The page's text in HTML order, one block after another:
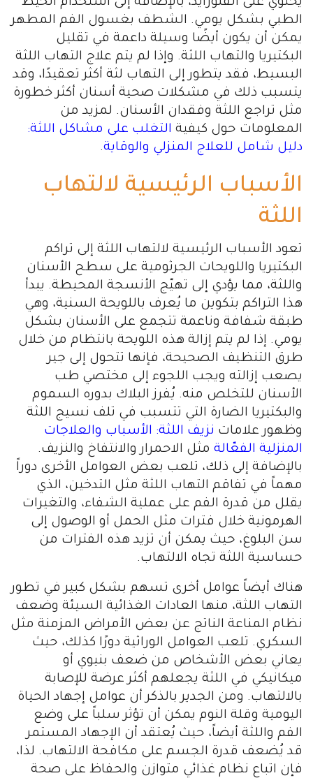
يحتوي على الفلورايد، بالإضافة إلى استخدام الخيط
الطبي بشكل يومي. الشطف بغسول الفم المطهر
يمكن أن يكون أيضًا وسيلة داعمة في تقليل
البكتيريا والتهاب اللثة. وإذا لم يتم علاج التهاب اللثة
البسيط، فقد يتطور إلى التهاب لثة أكثر تعقيدًا، وقد
يتسبب ذلك في مشكلات صحية أسنان أكثر خطورة
مثل تراجع اللثة وفقدان الأسنان. لمزيد من
المعلومات حول كيفية التغلب على مشاكل اللثة:
دليل شامل للعلاج المنزلي والوقاية.
الأسباب الرئيسية لالتهاب
اللثة
تعود الأسباب الرئيسية لالتهاب اللثة إلى تراكم
البكتيريا واللويحات الجرثومية على سطح الأسنان
واللثة، مما يؤدي إلى تهيّج الأنسجة المحيطة. يبدأ
هذا التراكم بتكوين ما يُعرف باللويحة السنية، وهي
طبقة شفافة وناعمة تتجمع على الأسنان بشكل
يومي. إذا لم يتم إزالة هذه اللويحة بانتظام من خلال
طرق التنظيف الصحيحة، فإنها تتحول إلى جير
يصعب إزالته ويجب اللجوء إلى مختصي طب
الأسنان للتخلص منه. يُفرز البلاك بدوره السموم
والبكتيريا الضارة التي تتسبب في تلف نسيج اللثة
وظهور علامات نزيف اللثة: الأسباب والعلاجات
المنزلية الفعّالة مثل الاحمرار والانتفاخ والنزيف.
بالإضافة إلى ذلك، تلعب بعض العوامل الأخرى دوراً
مهماً في تفاقم التهاب اللثة مثل التدخين، الذي
يقلل من قدرة الفم على عملية الشفاء، والتغيرات
الهرمونية خلال فترات مثل الحمل أو الوصول إلى
سن البلوغ، حيث يمكن أن تزيد هذه الفترات من
حساسية اللثة تجاه الالتهاب.
هناك أيضاً عوامل أخرى تسهم بشكل كبير في تطور
التهاب اللثة، منها العادات الغذائية السيئة وضعف
نظام المناعة الناتج عن بعض الأمراض المزمنة مثل
السكري. تلعب العوامل الوراثية دورًا كذلك، حيث
يعاني بعض الأشخاص من ضعف بنيوي أو
ميكانيكي في اللثة يجعلهم أكثر عرضة للإصابة
بالالتهاب. ومن الجدير بالذكر أن عوامل إجهاد الحياة
اليومية وقلة النوم يمكن أن تؤثر سلباً على وضع
الفم واللثة أيضاً، حيث يُعتقد أن الإجهاد المستمر
قد يُضعف قدرة الجسم على مكافحة الالتهاب. لذا،
فإن اتباع نظام غذائي متوازن والحفاظ على صحة